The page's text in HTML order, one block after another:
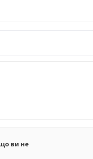
ви не